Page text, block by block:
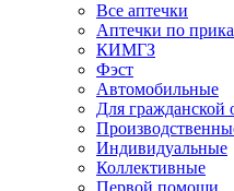
Все аптечки
Аптечки по
КИМГЗ
Фэст
Автомобильные
Для гражданской
Индивидуальные
Коллективные
Первой помощи